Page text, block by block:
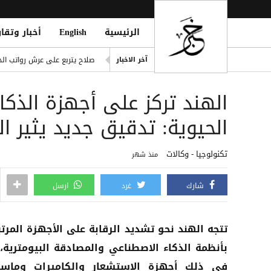
الرئيسية English أخبار
آخر الاخبار
صلاح يتربع على عرش رواتب
ديوماندي يكتب التاريخ: أغلى
Attack on Marib Camp
انفراد| مصادر تكشف مشاركة
الهند تركز على أجهزة
الحيوية: تدقيق جديد يثير
تكنولوجيا - وكالات منذ شهر
شارك غرد ارسل
تتجه الهند نحو تشديد الرقابة على الأجهزة
بأنظمة الذكاء الاصطناعي والمصادقة
في ذلك أجهزة الاستشعار والكاميرات